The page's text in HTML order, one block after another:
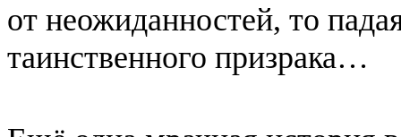
от неожиданностей, то
таинственного призрака…